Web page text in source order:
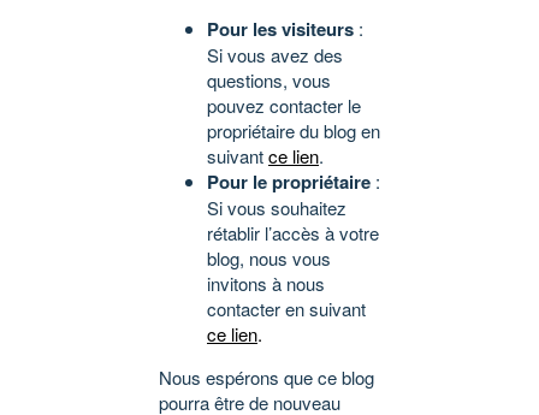
Pour les visiteurs :
Si vous avez des
questions, vous
pouvez contacter le
propriétaire du blog en
suivantce lien.
Pour le propriétaire :
Si vous souhaitez
rétablir l’accès à votre
blog, nous vous
invitons à nous
contacter en suivant
ce lien.
Nous espérons que ce blog
pourra être de nouveau